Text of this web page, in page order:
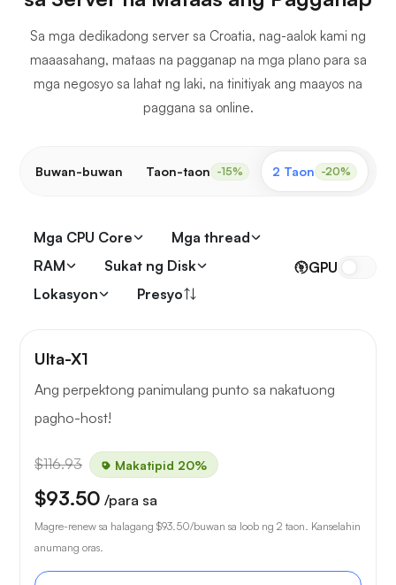
Sa mga dedikadong server sa Croatia, nag-aalok kami ng
maaasahang, mataas na pagganap na mga plano para sa
mga negosyo sa lahat ng laki, na tinitiyak ang maayos na
paggana sa online.
Buwan-buwan Taon-taon -15% 2 Taon -20%
Mga CPU Core
Mga thread
RAM
Sukat ng Disk
Lokasyon
Presyo
GPU
Ulta-X1
Ang perpektong panimulang punto sa nakatuong
pagho-host!
$116.93 Makatipid 20%
$93.50 /para sa
Magre-renew sa halagang $93.50/buwan sa loob ng 2 taon. Kanselahin
anumang oras.